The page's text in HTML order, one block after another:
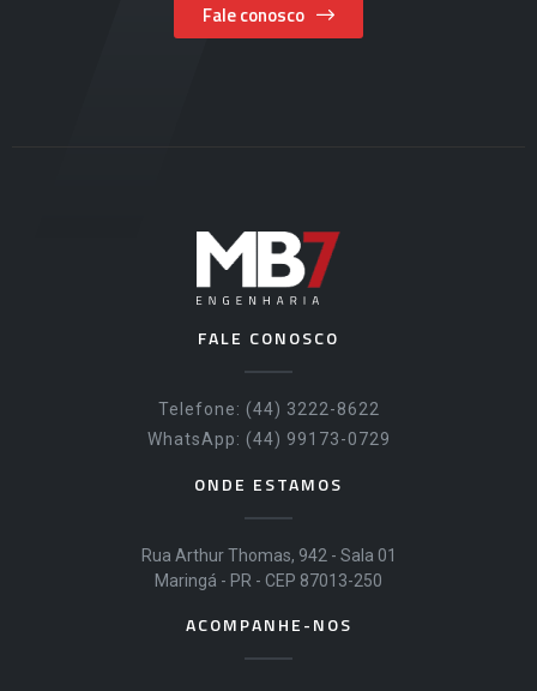
Fale conosco
FALE CONOSCO
Telefone: (44) 3222-8622
WhatsApp: (44) 99173-0729
ONDE ESTAMOS
Rua Arthur Thomas, 942 - Sala 01
Maringá - PR - CEP 87013-250
ACOMPANHE-NOS